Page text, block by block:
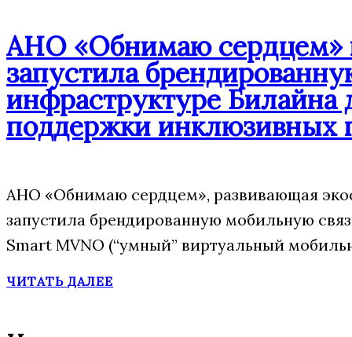
АНО «Обнимаю сердцем»
запустила
инфраструктуре Билайна
поддержки инклюзивных
АНО «Обнимаю сердцем», развивающая
запустила брендированную мобильную
Smart MVNO (“умный” виртуальный
ЧИТАТЬ ДАЛЕЕ